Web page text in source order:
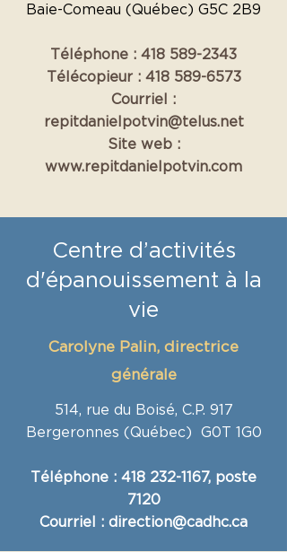
Baie-Comeau (Québec) G5C 2B9
Téléphone : 418 589-2343
Télécopieur : 418 589-6573
​Courriel :
repitdanielpotvin@telus.net
Site web :
www.repitdanielpotvin.com
Centre d’activités
d'épanouissement à la
vie
Carolyne Palin, directrice
générale
514, rue du Boisé, C.P. 917
Bergeronnes (Québec) G0T 1G0
Téléphone : 418 232-1167, poste
7120
Courriel : direction@cadhc.ca